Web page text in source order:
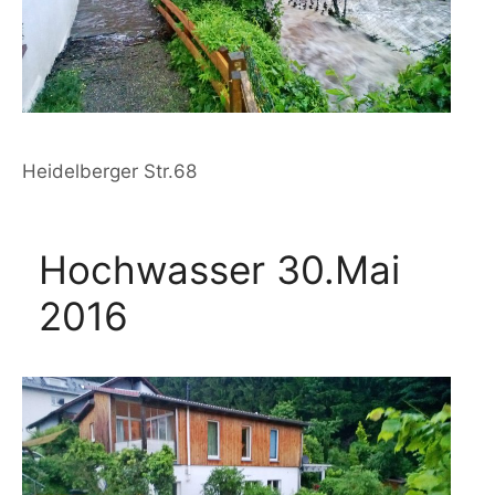
Heidelberger Str.68
Hochwasser 30.Mai
2016